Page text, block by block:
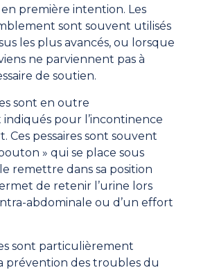
première intention. Les
sont souvent utilisés
les plus avancés, ou lorsque
ne parviennent pas à
de soutien.
sont en outre
pour l’incontinence
Ces pessaires sont souvent
» qui se place sous
remettre dans sa position
de retenir l’urine lors
abdominale ou d’un effort
sont particulièrement
prévention des troubles du